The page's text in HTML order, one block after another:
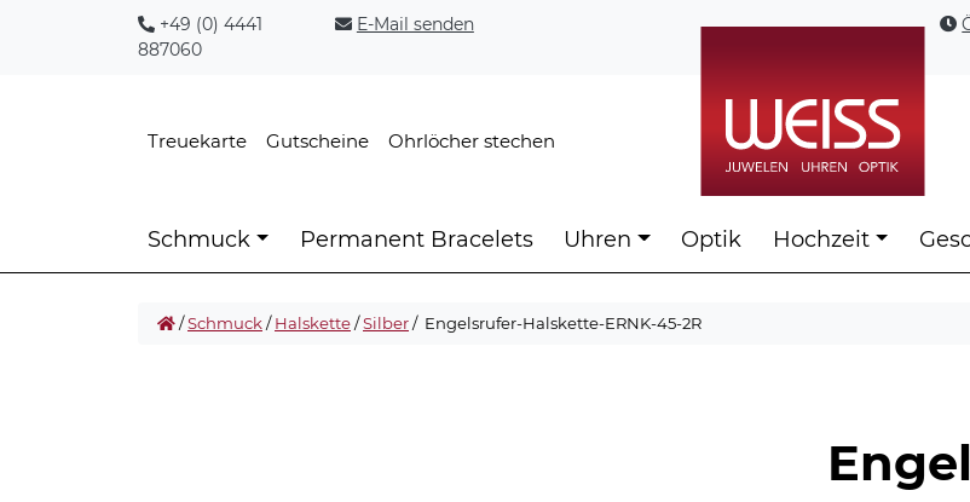
+49 (0) 4441
887060
E-Mail senden
Treuekarte Gutscheine Ohrlöcher stechen
Schmuck Permanent Bracelets Uhren Optik Hochzeit
/Schmuck/Halskette/Silber/ Engelsrufer-Halskette-ERNK-45-2R